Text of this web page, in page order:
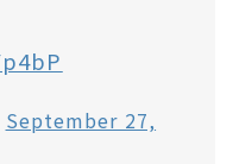
September 27,